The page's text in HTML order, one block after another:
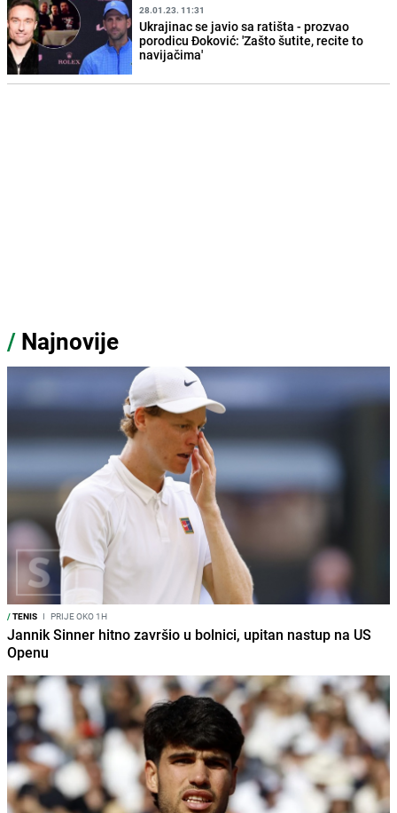
28.01.23. 11:31
Ukrajinac se javio sa ratišta - prozvao
porodicu Đoković: 'Zašto šutite, recite to
navijačima'
/ Najnovije
/TENIS I PRIJE OKO 1H
Jannik Sinner hitno završio u bolnici, upitan nastup na US
Openu